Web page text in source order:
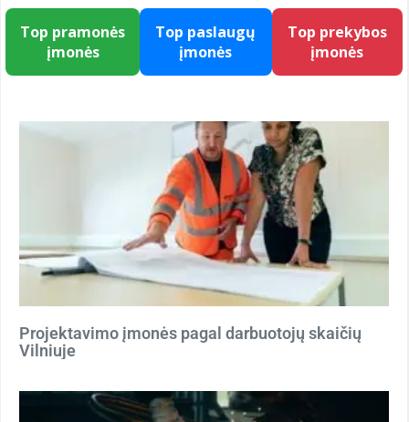
Top pramonės
įmonės
Top paslaugų
įmonės
Top prekybos
įmonės
Projektavimo įmonės pagal darbuotojų skaičių
Vilniuje